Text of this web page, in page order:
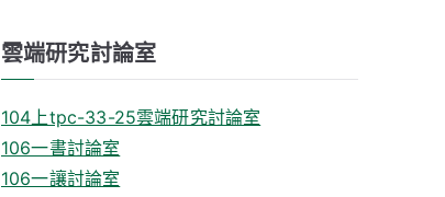
雲端研究討論室
104上tpc-33-25雲端研究討論室
106一書討論室
106一讓討論室